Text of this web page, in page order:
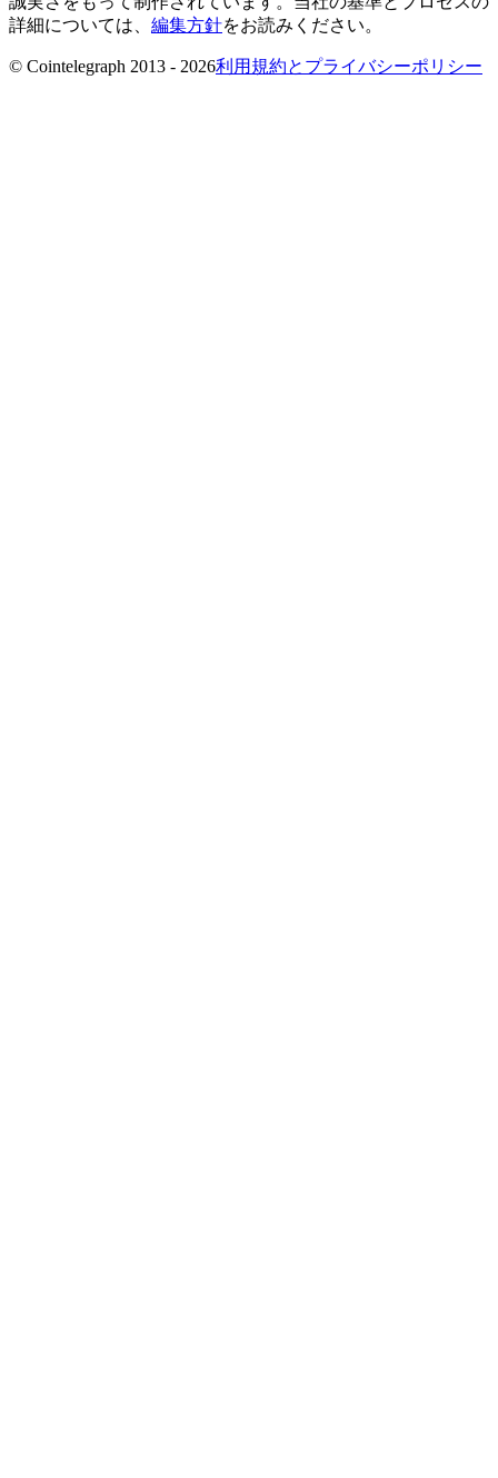
詳細については、 編集方針をお読みください。
© Cointelegraph 2013 - 2026利用規約とプライバシーポリシー